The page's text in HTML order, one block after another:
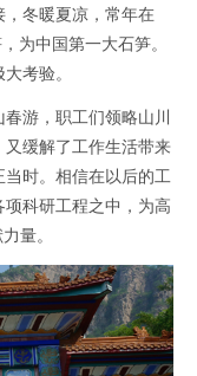
冬暖夏凉，常年在
为中国第一大石笋。
考验。
游，职工们领略山川
缓解了工作生活带来
时。相信在以后的工
科研工程之中，为高
量。